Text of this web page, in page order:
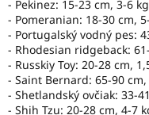
- Pekinez: 15-23 cm, 3-6 kg
- Pomeranian: 18-30 cm,
- Portugalský vodný pes:
- Rhodesian ridgeback:
- Russkiy Toy: 20-28 cm,
- Saint Bernard: 65-90 cm,
- Shetlandský ovčiak: 33-
- Shih Tzu: 20-28 cm, 4-7